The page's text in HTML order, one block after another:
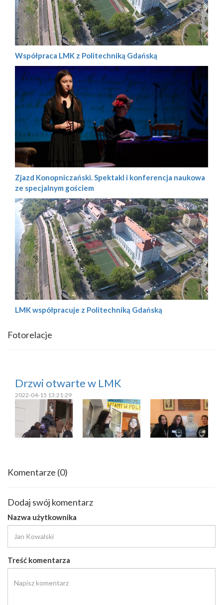
Współpraca LMK z Politechniką Gdańską
Zjazd Konopniczański. Spektakl i konferencja naukowa
ze specjalnym gościem
LMK współpracuje z Politechniką Gdańską
Fotorelacje
Drzwi otwarte w LMK
2022-04-15 13:21:29
Komentarze (0)
Dodaj swój komentarz
Nazwa użytkownika
Treść komentarza